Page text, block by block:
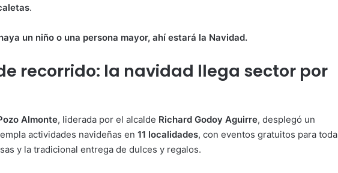
.
un niño o una persona mayor, ahí estará la Navidad.
recorrido: la navidad llega sector por
Almonte, liderada por el alcalde Richard Godoy Aguirre, desplegó un
actividades navideñas en 11 localidades, con eventos gratuitos para toda
y la tradicional entrega de dulces y regalos.